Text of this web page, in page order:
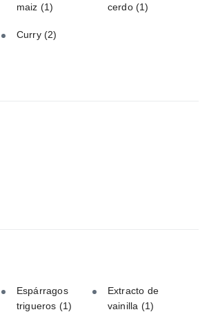
maiz (1)
cerdo(1)
Curry (2)
Espárragos
trigueros (1)
Extracto de
vainilla (1)